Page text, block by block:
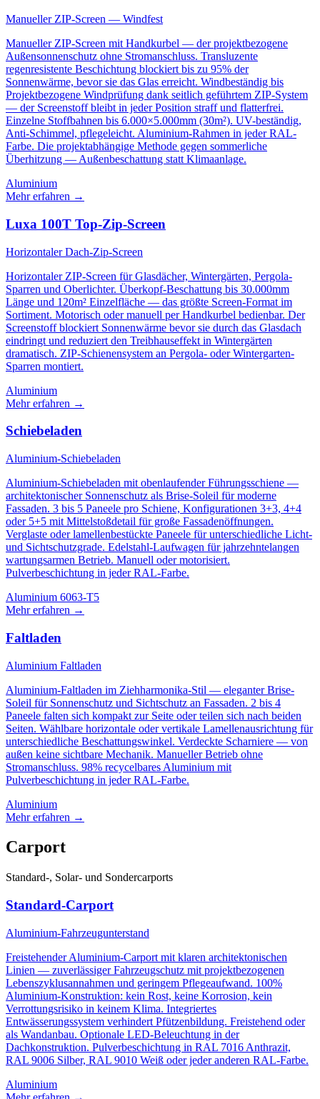
Manueller ZIP-Screen — Windfest
Manueller ZIP-Screen mit Handkurbel — der projektbezogene
Außensonnenschutz ohne Stromanschluss. Transluzente
regenresistente Beschichtung blockiert bis zu 95% der
Sonnenwärme, bevor sie das Glas erreicht. Windbeständig bis
Projektbezogene Windprüfung dank seitlich geführtem ZIP-System
— der Screenstoff bleibt in jeder Position straff und flatterfrei.
Einzelne Stoffbahnen bis 6.000×5.000mm (30m²). UV-beständig,
Anti-Schimmel, pflegeleicht. Aluminium-Rahmen in jeder RAL-
Farbe. Die projektabhängige Methode gegen sommerliche
Überhitzung — Außenbeschattung statt Klimaanlage.
Aluminium
Mehr erfahren →
Luxa 100T Top-Zip-Screen
Horizontaler Dach-Zip-Screen
Horizontaler ZIP-Screen für Glasdächer, Wintergärten, Pergola-
Sparren und Oberlichter. Überkopf-Beschattung bis 30.000mm
Länge und 120m² Einzelfläche — das größte Screen-Format im
Sortiment. Motorisch oder manuell per Handkurbel bedienbar. Der
Screenstoff blockiert Sonnenwärme bevor sie durch das Glasdach
eindringt und reduziert den Treibhauseffekt in Wintergärten
dramatisch. ZIP-Schienensystem an Pergola- oder Wintergarten-
Sparren montiert.
Aluminium
Mehr erfahren →
Schiebeladen
Aluminium-Schiebeladen
Aluminium-Schiebeladen mit obenlaufender Führungsschiene —
architektonischer Sonnenschutz als Brise-Soleil für moderne
Fassaden. 3 bis 5 Paneele pro Schiene, Konfigurationen 3+3, 4+4
oder 5+5 mit Mittelstoßdetail für große Fassadenöffnungen.
Verglaste oder lamellenbestückte Paneele für unterschiedliche Licht-
und Sichtschutzgrade. Edelstahl-Laufwagen für jahrzehntelangen
wartungsarmen Betrieb. Manuell oder motorisiert.
Pulverbeschichtung in jeder RAL-Farbe.
Aluminium 6063-T5
Mehr erfahren →
Faltladen
Aluminium Faltladen
Aluminium-Faltladen im Ziehharmonika-Stil — eleganter Brise-
Soleil für Sonnenschutz und Sichtschutz an Fassaden. 2 bis 4
Paneele falten sich kompakt zur Seite oder teilen sich nach beiden
Seiten. Wählbare horizontale oder vertikale Lamellenausrichtung für
unterschiedliche Beschattungswinkel. Verdeckte Scharniere — von
außen keine sichtbare Mechanik. Manueller Betrieb ohne
Stromanschluss. 98% recycelbares Aluminium mit
Pulverbeschichtung in jeder RAL-Farbe.
Aluminium
Mehr erfahren →
Carport
Standard-, Solar- und Sondercarports
Standard-Carport
Aluminium-Fahrzeugunterstand
Freistehender Aluminium-Carport mit klaren architektonischen
Linien — zuverlässiger Fahrzeugschutz mit projektbezogenen
Lebenszyklusannahmen und geringem Pflegeaufwand. 100%
Aluminium-Konstruktion: kein Rost, keine Korrosion, kein
Verrottungsrisiko in keinem Klima. Integriertes
Entwässerungssystem verhindert Pfützenbildung. Freistehend oder
als Wandanbau. Optionale LED-Beleuchtung in der
Dachkonstruktion. Pulverbeschichtung in RAL 7016 Anthrazit,
RAL 9006 Silber, RAL 9010 Weiß oder jeder anderen RAL-Farbe.
Aluminium